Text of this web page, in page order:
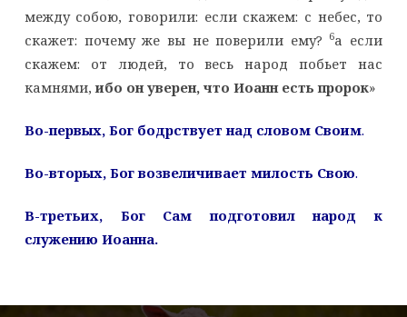
между собою, говорили: если скажем: с небес, то
скажет: почему же вы не поверили ему? 6а если
скажем: от людей, то весь народ побьет нас
камнями,ибо он уверен, что Иоанн есть пророк»
Во-первых, Бог бодрствует над словом Своим.
Во-вторых, Бог возвеличивает милость Свою.
В-третьих, Бог Сам подготовил народ к
служению Иоанна.